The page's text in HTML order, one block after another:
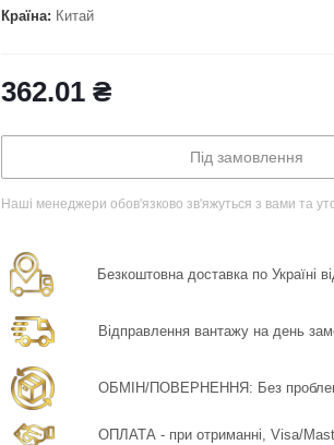
Країна: Китай
362.01 ₴
Під замовлення
Наші менеджери обов'язково зв'яжуться з вами та
Безкоштовна доставка по Україні
Відправлення вантажу на день
ОБМІН/ПОВЕРНЕННЯ: Без проблем
ОПЛАТА - при отриманні, Visa/